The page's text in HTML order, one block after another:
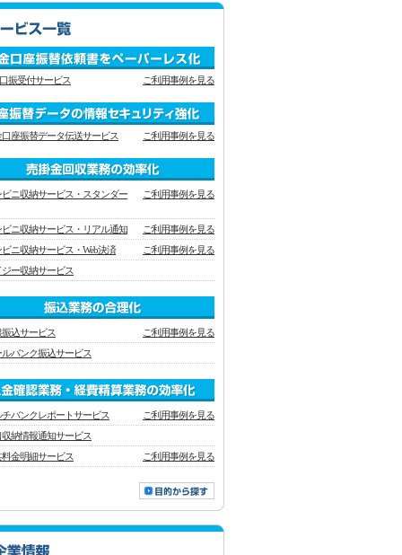
振受付サービス ご利用事例を見る
座振替データ伝送サービス ご利用事例を見る
ビニ収納サービス・スタンダー
ご利用事例を見る
ビニ収納サービス・リアル通知
ご利用事例を見る
ビニ収納サービス・Web決済
ご利用事例を見る
ー収納サービス
込サービス
ご利用事例を見る
ルバンク振込サービス
チバンクレポートサービス
ご利用事例を見る
収納情報通知サービス
金明細サービス
ご利用事例を見る